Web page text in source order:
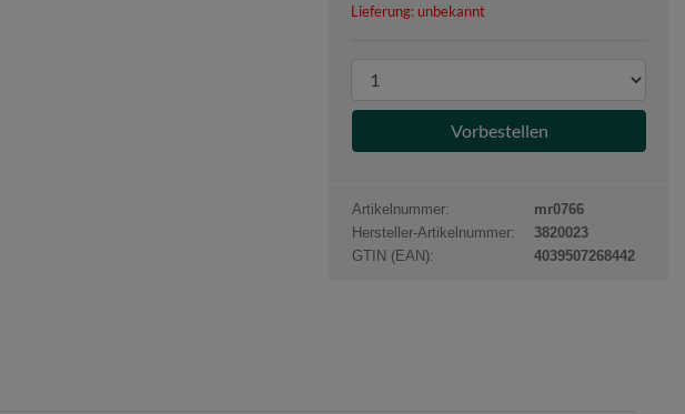
Lieferung: unbekannt
r
d
k
t
a
Artikelnummer:
mr0766
Hersteller-Artikelnummer:
3820023
GTIN (EAN):
4039507268442